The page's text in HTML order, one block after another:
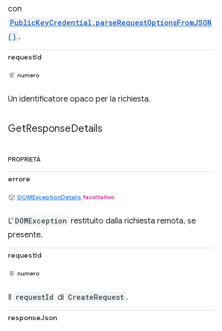
con
PublicKeyCredential.parseRequestOptionsFromJSON
() .
requestId
numero
Un identificatore opaco per la richiesta.
GetResponseDetails
PROPRIETÀ
errore
DOMExceptionDetails facoltativo
L' DOMException restituito dalla richiesta remota, se
presente.
requestId
numero
Il requestId di CreateRequest .
responseJson